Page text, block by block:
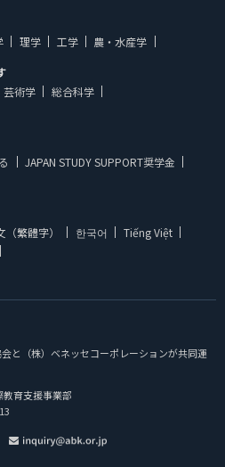
理学 工学
農・水産学
芸術学 総合科学
JAPAN STUDY SUPPORT奨学金
（繁體字） 한국어
Tiếng Việt
と（株）ベネッセコーポレーションが共同運
育支援事業部